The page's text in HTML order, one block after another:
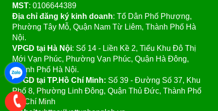
MST: 0106644389
Địa chỉ đăng ký kinh doanh: Tổ Dân Phố Phượng,
Phường Tây Mỗ, Quận Nam Từ Liêm, Thành Phố Hà
Nội.
VPGD tại Hà Nội: Số 14 - Liền Kề 2, Tiểu Khu Đô Thị
Mới Vạn Phúc, Phường Vạn Phúc, Quận Hà Đông,
Thành Phố Hà Nội.
VPGD tại TP.Hồ Chí Minh: Số 39 - Đường Số 37, Khu
Phố 8, Phường Linh Đông, Quận Thủ Đức, Thành Phố
Hồ Chí Minh